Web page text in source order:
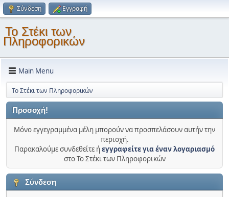
Σύνδεση Εγγραφή
Το Στέκι των
Πληροφορικών
Main Menu
Το Στέκι των Πληροφορικών
Προσοχή!
Μόνο εγγεγραμμένα μέλη μπορούν να προσπελάσουν αυτήν την
περιοχή.
Παρακαλούμε συνδεθείτε ήεγγραφείτε για έναν λογαριασμό
στο Το Στέκι των Πληροφορικών
Σύνδεση